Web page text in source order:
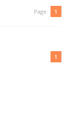
Page: 1
1